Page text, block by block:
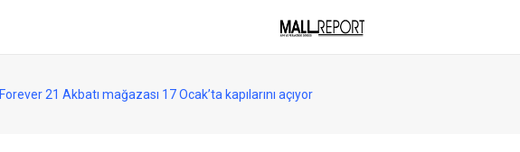
Forever 21 Akbatı mağazası 17 Ocak’ta kapılarını açıyor